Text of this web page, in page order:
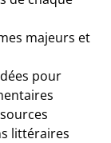
majeurs et
pour
littéraires